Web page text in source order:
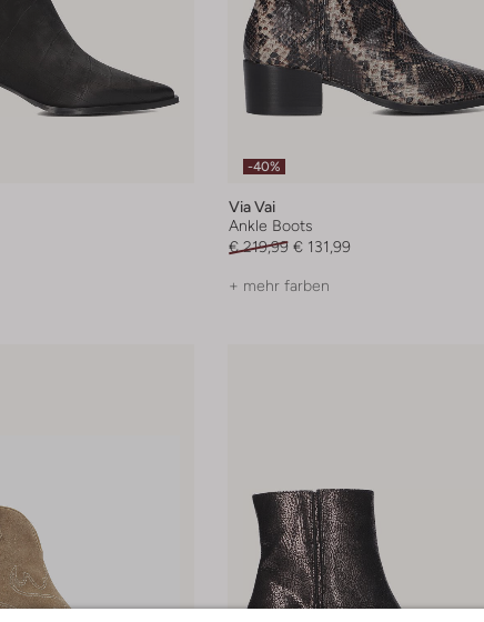
-40%
Via Vai
Ankle Boots
€ 219,99 € 131,99
+ mehr farben